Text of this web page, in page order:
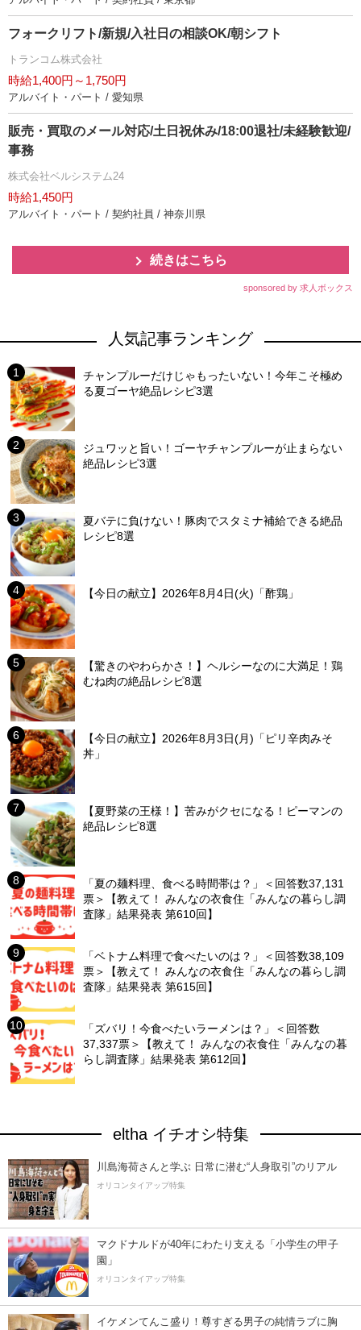
フォークリフト/新規/入社日の相談OK/朝シフト
トランコム株式会社
時給1,400円～1,750円
アルバイト・パート / 愛知県
販売・買取のメール対応/土日祝休み/18:00退社/未経験歓迎/
事務
株式会社ベルシステム24
時給1,450円
アルバイト・パート / 契約社員 / 神奈川県
続きはこちら
sponsored by 求人ボックス
人気記事ランキング
チャンプルーだけじゃもったいない！今年こそ極め
る夏ゴーヤ絶品レシピ3選
ジュワッと旨い！ゴーヤチャンプルーが止まらない
絶品レシピ3選
夏バテに負けない！豚肉でスタミナ補給できる絶品
レシピ8選
【今日の献立】2026年8月4日(火)「酢鶏」
【驚きのやわらかさ！】ヘルシーなのに大満足！鶏
むね肉の絶品レシピ8選
【今日の献立】2026年8月3日(月)「ピリ辛肉みそ
丼」
【夏野菜の王様！】苦みがクセになる！ピーマンの
絶品レシピ8選
「夏の麺料理、食べる時間帯は？」＜回答数37,131
票＞【教えて！ みんなの衣食住「みんなの暮らし調
査隊」結果発表 第610回】
「ベトナム料理で食べたいのは？」＜回答数38,109
票＞【教えて！ みんなの衣食住「みんなの暮らし調
査隊」結果発表 第615回】
「ズバリ！今食べたいラーメンは？」＜回答数
37,337票＞【教えて！ みんなの衣食住「みんなの暮
らし調査隊」結果発表 第612回】
eltha イチオシ特集
川島海荷さんと学ぶ 日常に潜む“人身取引”のリアル
オリコンタイアップ特集
マクドナルドが40年にわたり支える「小学生の甲子
園」
オリコンタイアップ特集
イケメンてんこ盛り！尊すぎる男子の純情ラブに胸